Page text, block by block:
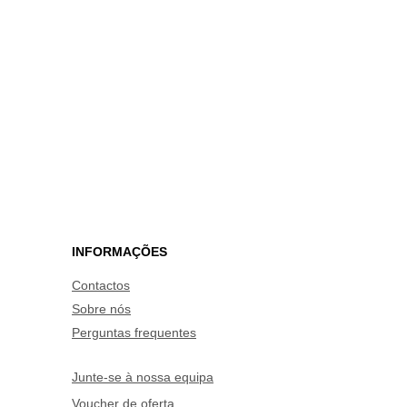
INFORMAÇÕES
Contactos
Sobre nós
Perguntas frequentes
Junte-se à nossa equipa
Voucher de oferta